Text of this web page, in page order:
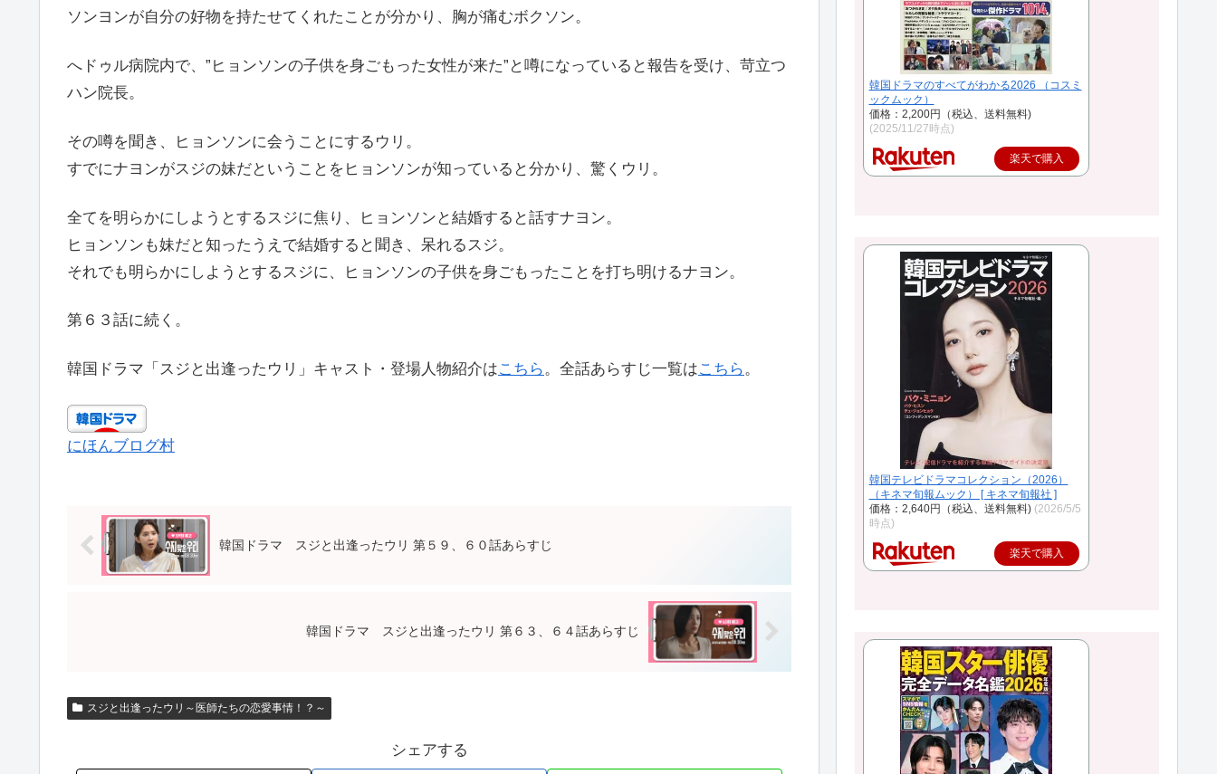
ソンヨンが自分の好物を持たせてくれたことが分かり、胸が痛むボクソン。
へドゥル病院内で、”ヒョンソンの子供を身ごもった女性が来た”と噂になっていると報告を受け、苛立つ
ハン院長。
その噂を聞き、ヒョンソンに会うことにするウリ。
すでにナヨンがスジの妹だということをヒョンソンが知っていると分かり、驚くウリ。
全てを明らかにしようとするスジに焦り、ヒョンソンと結婚すると話すナヨン。
ヒョンソンも妹だと知ったうえで結婚すると聞き、呆れるスジ。
それでも明らかにしようとするスジに、ヒョンソンの子供を身ごもったことを打ち明けるナヨン。
第６３話に続く。
韓国ドラマ「スジと出逢ったウリ」キャスト・登場人物紹介はこちら。全話あらすじ一覧はこちら。
にほんブログ村
韓国ドラマ スジと出逢ったウリ 第５９、６０話あらすじ
韓国ドラマ スジと出逢ったウリ 第６３、６４話あらすじ
スジと出逢ったウリ～医師たちの恋愛事情！？～
シェアする
韓国ドラマのすべてがわかる2026 （コスミ
ックムック）
価格：2,200円（税込、送料無料)
(2025/11/27時点)
楽天で購入
韓国テレビドラマコレクション（2026）
（キネマ旬報ムック） [ キネマ旬報社 ]
価格：2,640円（税込、送料無料) (2026/5/5
時点)
楽天で購入